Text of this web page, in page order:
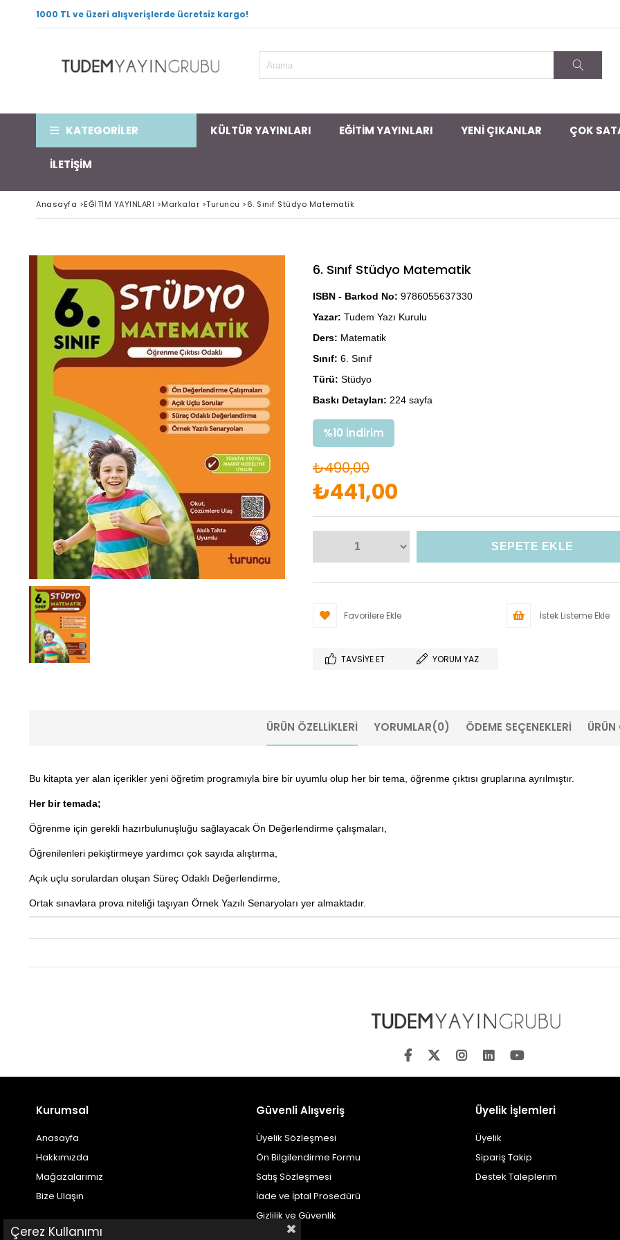
1000 TL ve üzeri alışverişlerde ücretsiz kargo!
KATEGORİLER KÜLTÜR YAYINLARI EĞİTİM YAYINLARI YENİ ÇIKANLAR ÇOK
İLETİŞİM
Anasayfa >EĞİTİM YAYINLARI >Markalar >Turuncu >6. Sınıf Stüdyo Matematik
6. Sınıf Stüdyo Matematik
ISBN - Barkod No: 9786055637330
Yazar: Tudem Yazı Kurulu
Ders: Matematik
Sınıf: 6. Sınıf
Türü: Stüdyo
Baskı Detayları: 224 sayfa
%10 İndirim
₺490,00
₺441,00
Favorilere Ekle İstek Listeme Ekle
TAVSIYE ET YORUM YAZ
ÜRÜN ÖZELLIKLERI YORUMLAR(0) ÖDEME SEÇENEKLERI ÜRÜN
Bu kitapta yer alan içerikler yeni öğretim programıyla bire bir uyumlu olup her bir tema, öğrenme çıktısı gruplarına ayrılmıştır.
Her bir temada;
Öğrenme için gerekli hazırbulunuşluğu sağlayacak Ön Değerlendirme çalışmaları,
Öğrenilenleri pekiştirmeye yardımcı çok sayıda alıştırma,
Açık uçlu sorulardan oluşan Süreç Odaklı Değerlendirme,
Ortak sınavlara prova niteliği taşıyan Örnek Yazılı Senaryoları yer almaktadır.
Kurumsal
Anasayfa
Hakkımızda
Mağazalarımız
Bize Ulaşın
Güvenli Alışveriş
Üyelik Sözleşmesi
Ön Bilgilendirme Formu
Satış Sözleşmesi
İade ve İptal Prosedürü
Gizlilik ve Güvenlik
Üyelik İşlemleri
Üyelik
Sipariş Takip
Destek Taleplerim
Çerez Kullanımı